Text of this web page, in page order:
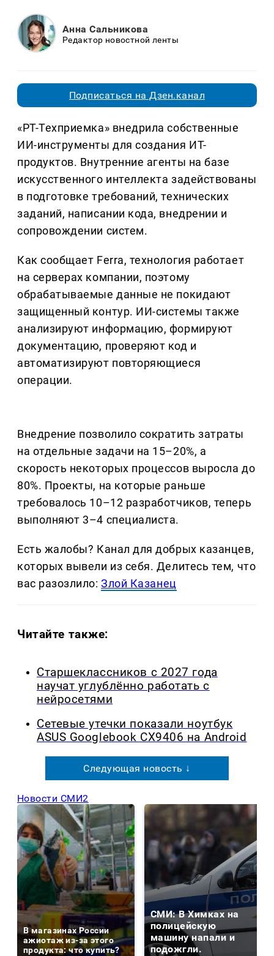
Анна Сальникова
Редактор новостной ленты
Подписаться на Дзен.канал
«РТ-Техприемка» внедрила собственные
ИИ-инструменты для создания ИТ-
продуктов. Внутренние агенты на базе
искусственного интеллекта задействованы
в подготовке требований, технических
заданий, написании кода, внедрении и
сопровождении систем.
Как сообщает Ferra, технология работает
на серверах компании, поэтому
обрабатываемые данные не покидают
защищенный контур. ИИ-системы также
анализируют информацию, формируют
документацию, проверяют код и
автоматизируют повторяющиеся
операции.
Внедрение позволило сократить затраты
на отдельные задачи на 15–20%, а
скорость некоторых процессов выросла до
80%. Проекты, на которые раньше
требовалось 10–12 разработчиков, теперь
выполняют 3–4 специалиста.
Есть жалобы? Канал для добрых казанцев,
которых вывели из себя. Делитеcь тем, что
вас разозлило:Злой Казанец
Читайте также:
Старшеклассников с 2027 года
научат углублённо работать с
нейросетями
Сетевые утечки показали ноутбук
ASUS Googlebook CX9406 на Android
Следующая новость ↓
Новости СМИ2
В магазинах России
ажиотаж из-за этого
продукта: что купить?
СМИ: В Химках на
полицейскую
машину напали и
подожгли.